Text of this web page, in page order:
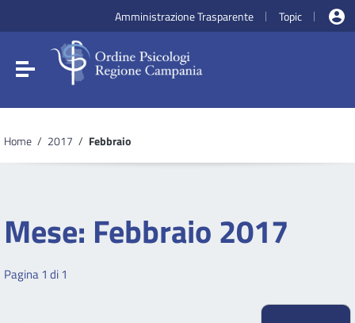
Vai al menu di navigazione
Vai al footer
Amministrazione Trasparente | Topic |
Attiva / disattiva la navigazione
Home / 2017 / Febbraio
Mese: Febbraio 2017
Pagina 1 di 1